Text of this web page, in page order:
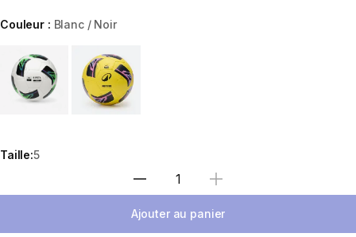
Couleur : Blanc / Noir
Choose a variant
Taille:5
Sélectionnez la quantité
Ajouter au panier